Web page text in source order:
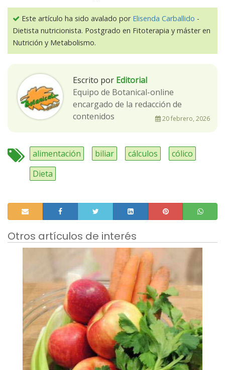
Este artículo ha sido avalado por Elisenda Carballido -
Dietista nutricionista. Postgrado en Fitoterapia y máster en
Nutrición y Metabolismo.
Escrito por Editorial
Equipo de Botanical-online
encargado de la redacción de
contenidos
20 febrero, 2026
alimentación biliar cálculos
cólico
Dieta
Otros artículos de interés